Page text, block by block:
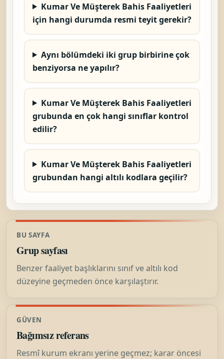
Kumar Ve Müşterek Bahis Faaliyetleri
için hangi durumda resmi teyit gerekir?
Aynı bölümdeki iki grup birbirine çok
benziyorsa ne yapılır?
Kumar Ve Müşterek Bahis Faaliyetleri
grubunda en çok hangi sınıflar kontrol
edilir?
Kumar Ve Müşterek Bahis Faaliyetleri
grubundan hangi altılı kodlara geçilir?
BU SAYFA
Grup sayfası
Benzer faaliyet başlıklarını sınıf ve altılı kod
düzeyine geçmeden önce karşılaştırır.
GÜVEN
Bağımsız referans
Resmî kurum ekranı yerine geçmez; karar öncesi